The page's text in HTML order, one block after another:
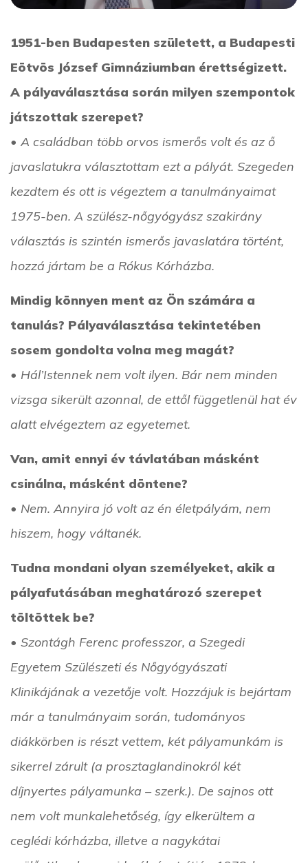
1951-ben Budapesten született, a Budapesti
Eötvös József Gimnáziumban érettségizett.
A pályaválasztása során milyen szempontok
játszottak szerepet?
• A családban több orvos ismerős volt és az ő
javaslatukra választottam ezt a pályát. Szegeden
kezdtem és ott is végeztem a tanulmányaimat
1975-ben. A szülész-nőgyógyász szakirány
választás is szintén ismerős javaslatára történt,
hozzá jártam be a Rókus Kórházba.
Mindig könnyen ment az Ön számára a
tanulás? Pályaválasztása tekintetében
sosem gondolta volna meg magát?
• Hál’Istennek nem volt ilyen. Bár nem minden
vizsga sikerült azonnal, de ettől függetlenül hat év
alatt elvégeztem az egyetemet.
Van, amit ennyi év távlatában másként
csinálna, másként döntene?
• Nem. Annyira jó volt az én életpályám, nem
hiszem, hogy váltanék.
Tudna mondani olyan személyeket, akik a
pályafutásában meghatározó szerepet
töltöttek be?
• Szontágh Ferenc professzor, a Szegedi
Egyetem Szülészeti és Nőgyógyászati
Klinikájának a vezetője volt. Hozzájuk is bejártam
már a tanulmányaim során, tudományos
diákkörben is részt vettem, két pályamunkám is
sikerrel zárult (a prosztaglandinokról két
díjnyertes pályamunka – szerk.). De sajnos ott
nem volt munkalehetőség, így elkerültem a
ceglédi kórházba, illetve a nagykátai